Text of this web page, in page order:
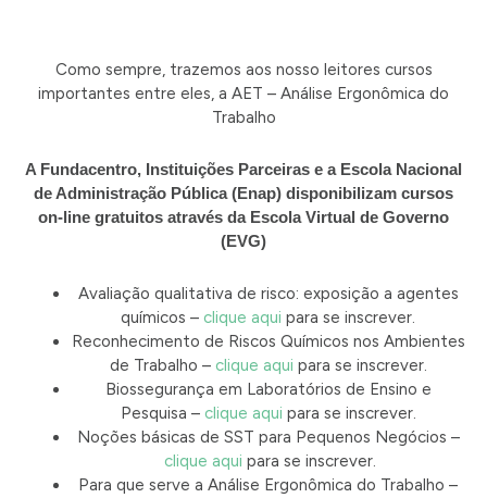
Como sempre, trazemos aos nosso leitores cursos
importantes entre eles, a AET – Análise Ergonômica do
Trabalho
A Fundacentro, Instituições Parceiras e a Escola Nacional
de Administração Pública (Enap) disponibilizam cursos
on-line gratuitos através da Escola Virtual de Governo
(EVG)
Avaliação qualitativa de risco: exposição a agentes
químicos – clique aqui para se inscrever.
Reconhecimento de Riscos Químicos nos Ambientes
de Trabalho – clique aqui para se inscrever.
Biossegurança em Laboratórios de Ensino e
Pesquisa – clique aqui para se inscrever.
Noções básicas de SST para Pequenos Negócios –
clique aqui para se inscrever.
Para que serve a Análise Ergonômica do Trabalho –